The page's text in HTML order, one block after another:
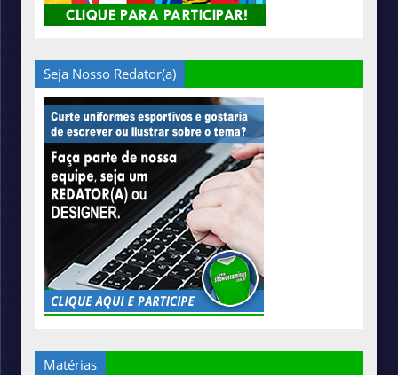
Seja Nosso Redator(a)
Matérias